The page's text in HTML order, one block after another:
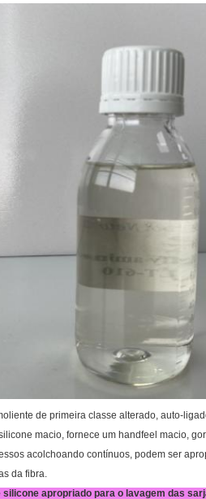
de primeira classe alterado, auto-
macio, fornece um handfeel macio,
acolchoando contínuos, podem ser
da fibra.
silicone apropriado para o lavagem das